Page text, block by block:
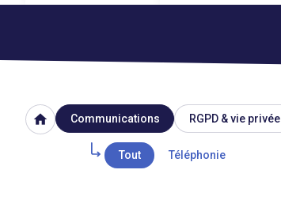
home Communications RGPD & vie privée
Tout Téléphonie